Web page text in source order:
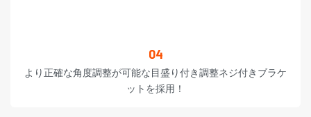
04
より正確な角度調整が可能な目盛り付き調整ネジ付きブラケ
ットを採用！